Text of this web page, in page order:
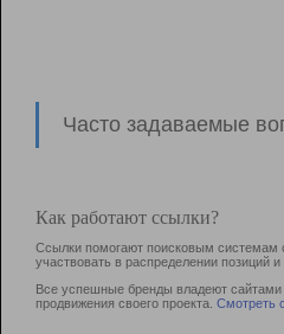
Часто задаваемые
Как работают ссылки?
Ссылки помогают поисковым системам
участвовать в раcпределении позиций и
Все успешные бренды владеют сайтами
продвижения своего проекта. Смотреть